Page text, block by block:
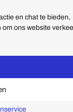
en chat te bieden,
ons website